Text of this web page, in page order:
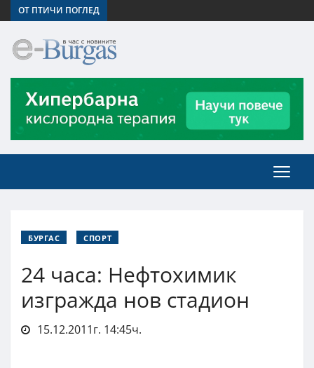
ОТ ПТИЧИ ПОГЛЕД
БУРГАС СПОРТ
24 часа: Нефтохимик
изгражда нов стадион
15.12.2011г. 14:45ч.